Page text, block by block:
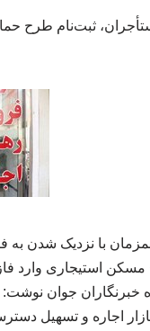
ثبت‌نام طرح
با نزدیک شدن به
استیجاری وارد
جوان
اجاره و تسهیل